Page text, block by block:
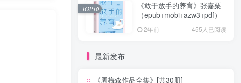
《敢于放手的养育》张嘉栗
（epub+mobi+azw3+pdf）
2年前 455人已阅读
TOP10
最新发布
《周梅森作品全集》[共30册]